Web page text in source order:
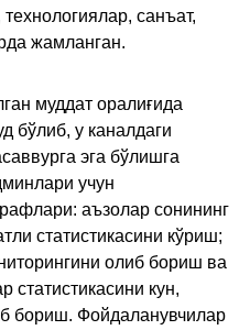
санъат,
жамланган.
муддат оралиғида
бўлиб, у каналдаги
эга бўлишга
учун
аъзолар сонининг
статистикасини кўриш;
олиб бориш ва
статистикасини кун,
бориш. Фойдаланувчилар